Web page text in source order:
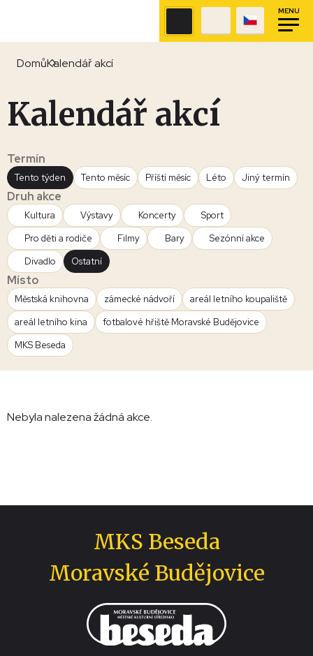
MENU
DomůKalendář akcí
Kalendář akcí
Termín
Tento týden Tento měsíc Příští měsíc Léto Jiný termín
Druh akce
Kultura Výstavy Koncerty
Sport
Pro děti a rodiče
Filmy Bary
Sezónní akce
Divadlo
Ostatní
Místo
Městská knihovna zámecké nádvoří
areál letního koupaliště
areál letního kina
fotbalové hřiště Moravské Budějovice
MKS Beseda
Nebyla nalezena žádná akce.
MKS Beseda
Moravské Budějovice